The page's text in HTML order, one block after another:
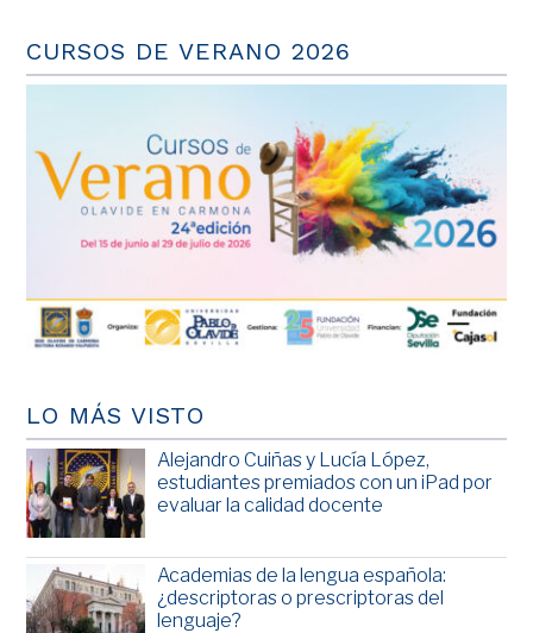
CURSOS DE VERANO 2026
LO MÁS VISTO
Alejandro Cuiñas y Lucía López,
estudiantes premiados con un iPad por
evaluar la calidad docente
Academias de la lengua española:
¿descriptoras o prescriptoras del
lenguaje?